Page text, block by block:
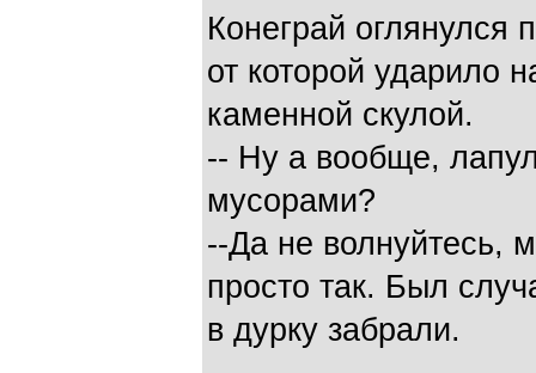
Конеграй оглянулся
от которой ударило
каменной скулой.
-- Ну а вообще,
мусорами?
--Да не волнуйтесь,
просто так. Был
в дурку забрали.